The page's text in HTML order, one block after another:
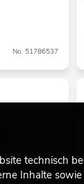
No. 51786537
technisch
Inhalte